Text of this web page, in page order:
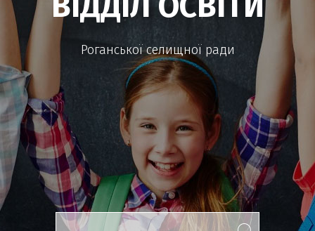
Роганської селищної ради